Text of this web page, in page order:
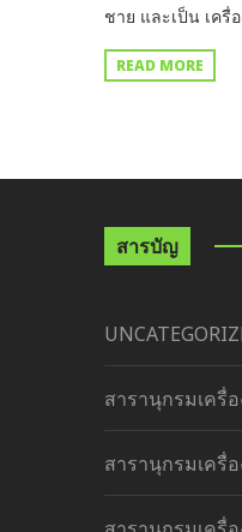
ชาย และเป็น
READ MORE
สารบัญ
สารานุกรมเครื่
สารานุกรมเครื่